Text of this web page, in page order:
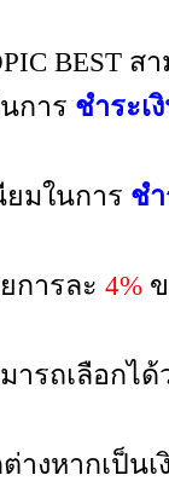
BEST
การ ชำระเ
มในการ ชำ
การละ4%
ารถเลือกได้
างหากเป็น